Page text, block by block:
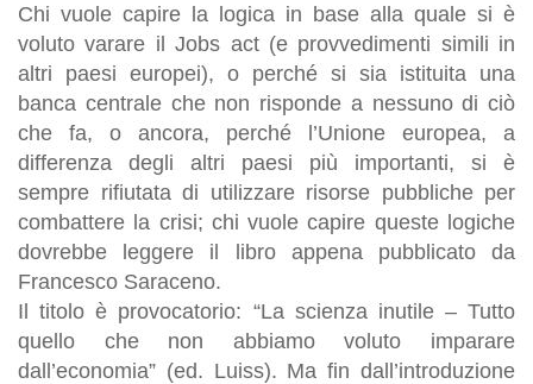
Chi vuole capire la logica in base alla quale si è
voluto varare il Jobs act (e provvedimenti simili in
altri paesi europei), o perché si sia istituita una
banca centrale che non risponde a nessuno di ciò
che fa, o ancora, perché l’Unione europea, a
differenza degli altri paesi più importanti, si è
sempre rifiutata di utilizzare risorse pubbliche per
combattere la crisi; chi vuole capire queste logiche
dovrebbe leggere il libro appena pubblicato da
Francesco Saraceno.
Il titolo è provocatorio: “La scienza inutile – Tutto
quello che non abbiamo voluto imparare
dall’economia” (ed. Luiss). Ma fin dall’introduzione